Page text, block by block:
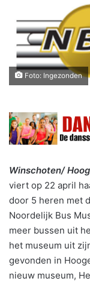
Foto: Ingezonden
Winschoten/
viert op 22 april
door 5 heren met
Noordelijk Bus
meer bussen uit
het museum uit
gevonden in
nieuw museum,